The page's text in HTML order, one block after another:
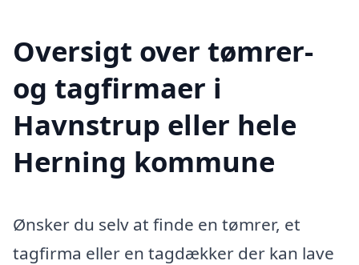
Oversigt over tømrer-
og tagfirmaer i
Havnstrup eller hele
Herning kommune
Ønsker du selv at finde en tømrer, et
tagfirma eller en tagdækker der kan lave